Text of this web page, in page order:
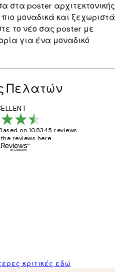
στα poster αρχιτεκτονικής
μοναδικά και ξεχωριστά
το νέο σας poster με
για ένα μοναδικό
Πελατών
on 108345 reviews.
reviews here.
κριτικές εδώ